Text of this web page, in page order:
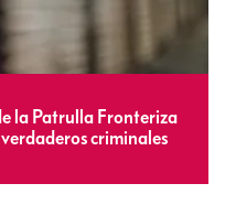
la Patrulla Fronteriza
criminales